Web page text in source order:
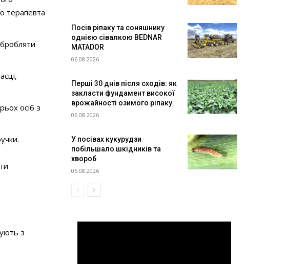
терапевта
осіб з
з
Посів ріпаку та соняшнику
однією сівалкою BEDNAR
MATADOR
06.08.2026
Перші 30 днів після сходів: як
закласти фундамент високої
врожайності озимого ріпаку
06.08.2026
У посівах кукурудзи
побільшало шкідників та
хвороб
05.08.2026